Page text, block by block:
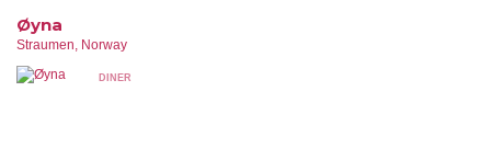
Øyna
Straumen, Norway
DINER